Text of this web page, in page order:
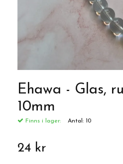
Ehawa - Glas,
10mm
Finns i lager: Antal: 10
24 kr